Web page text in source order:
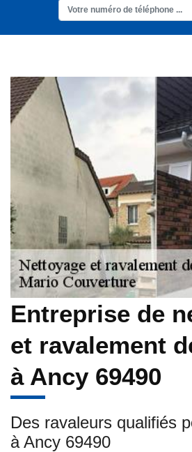
Entreprise de
et ravalement
à Ancy 69490
Des ravaleurs qualifiés
à Ancy 69490